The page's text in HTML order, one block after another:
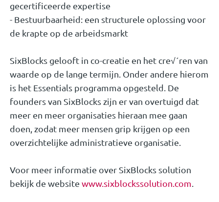
gecertificeerde expertise
- Bestuurbaarheid: een structurele oplossing voor
de krapte op de arbeidsmarkt
SixBlocks gelooft in co-creatie en het cre√´ren van
waarde op de lange termijn. Onder andere hierom
is het Essentials programma opgesteld. De
founders van SixBlocks zijn er van overtuigd dat
meer en meer organisaties hieraan mee gaan
doen, zodat meer mensen grip krijgen op een
overzichtelijke administratieve organisatie.
Voor meer informatie over SixBlocks solution
bekijk de website www.sixblockssolution.com.